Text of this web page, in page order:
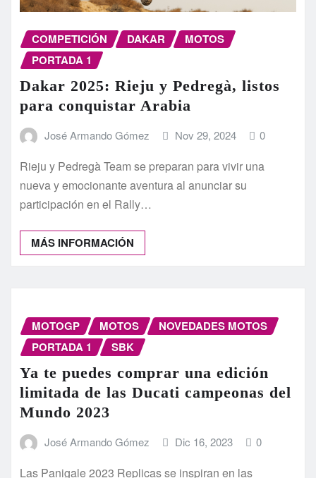
COMPETICIÓN DAKAR
MOTOS
PORTADA 1
Dakar 2025: Rieju y Pedregà, listos
para conquistar Arabia
José Armando Gómez Nov 29, 2024 0
Rieju y Pedregà Team se preparan para vivir una
nueva y emocionante aventura al anunciar su
participación en el Rally…
MÁS INFORMACIÓN
MOTOGP MOTOS
NOVEDADES MOTOS
PORTADA 1
SBK
Ya te puedes comprar una edición
limitada de las Ducati campeonas del
Mundo 2023
José Armando Gómez Dic 16, 2023 0
Las Panigale 2023 Replicas se inspiran en las